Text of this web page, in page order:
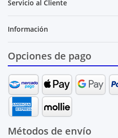
Servicio al Cliente
Información
Opciones de pago
Métodos de envío